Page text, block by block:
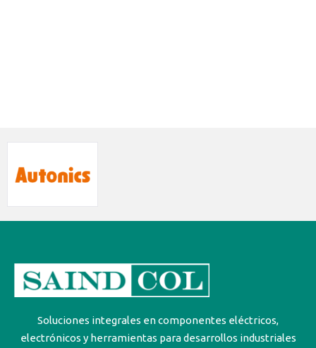
Soluciones integrales en componentes eléctricos,
electrónicos y herramientas para desarrollos industriales